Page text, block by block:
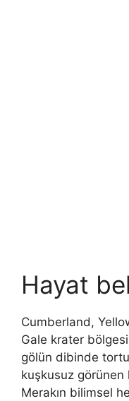
Hayat
Cumberland,
Gale krater
gölün dibinde
kuşkusuz görünen
Merakın bilimsel